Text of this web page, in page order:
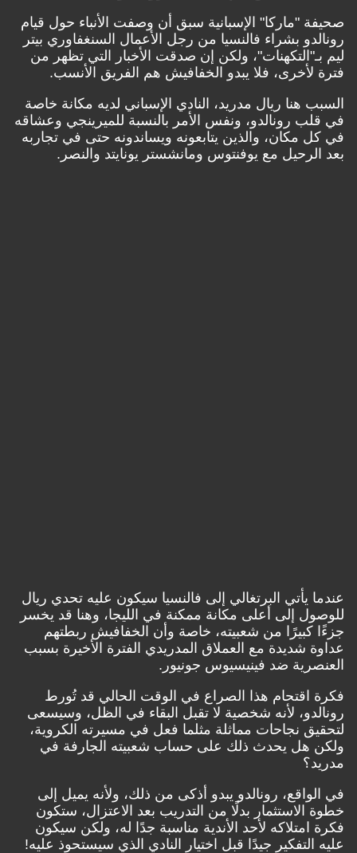
صحيفة "ماركا" الإسبانية سبق أن وصفت الأنباء حول قيام
رونالدو بشراء فالنسيا من رجل الأعمال السنغفاوري بيتر
ليم بـ"التكهنات"، ولكن إن صدقت الأخبار التي تظهر من
فترة لأخرى، فلا يبدو الخفافيش هم الفريق الأنسب.
السبب هنا ريال مدريد، النادي الإسباني لديه مكانة خاصة
في قلب رونالدو، ونفس الأمر بالنسبة للميرينجي وعشاقه
في كل مكان، والذين يتابعونه ويساندونه حتى في تجاربه
بعد الرحيل مع يوفنتوس ومانشستر يونايتد والنصر.
عندما يأتي البرتغالي إلى فالنسيا سيكون عليه تحدي ريال
للوصول إلى أعلى مكانة ممكنة في الليجا، وهنا قد يخسر
جزءًا كبيرًا من شعبيته، خاصة وأن الخفافيش ربطتهم
عداوة شديدة مع العملاق المدريدي الفترة الأخيرة بسبب
العنصرية ضد فينيسيوس جونيور.
فكرة اقتحام هذا الصراع في الوقت الحالي قد تُورط
رونالدو، لأنه شخصية لا تقبل البقاء في الظل، وسيسعى
لتحقيق نجاحات مماثلة مثلما فعل في مسيرته الكروية،
ولكن هل يحدث ذلك على حساب شعبيته الجارفة في
مدريد؟
في الواقع، رونالدو يبدو أذكى من ذلك، ولأنه يميل إلى
خطوة الاستثمار بدلًا من التدريب بعد الاعتزال، ستكون
فكرة امتلاكه لأحد الأندية مناسبة جدًا له، ولكن سيكون
عليه التفكير جيدًا قبل اختيار النادي الذي سيستحوذ عليه!